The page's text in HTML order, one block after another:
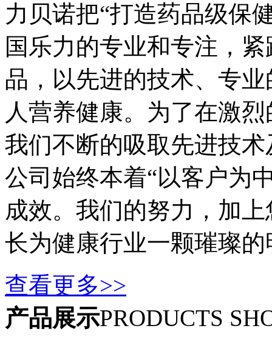
力贝诺把“打造药品级保
国乐力的专业和专注，
品，以先进的技术、专
人营养健康。为了在激
我们不断的吸取先进技
公司始终本着“以客户为
成效。我们的努力，加
长为健康行业一颗璀璨的
查看更多>>
产品展示PRODUCTS